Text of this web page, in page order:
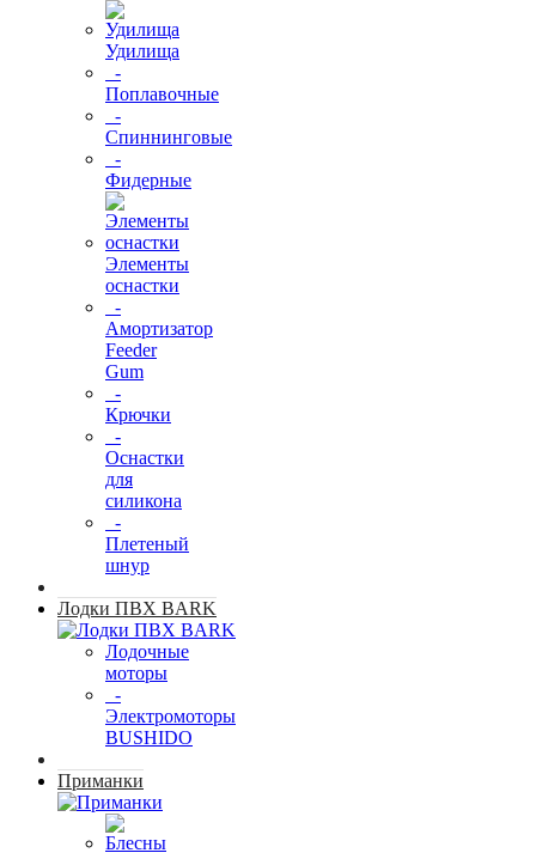
Удилища
-
Поплавочные
-
Спиннинговые
-
Фидерные
Элементы
оснастки
-
Амортизатор
Feeder
Gum
-
Крючки
-
Оснастки
для
силикона
-
Плетеный
шнур
Лодки ПВХ BARK
Лодочные
моторы
-
Электромоторы
BUSHIDO
Приманки